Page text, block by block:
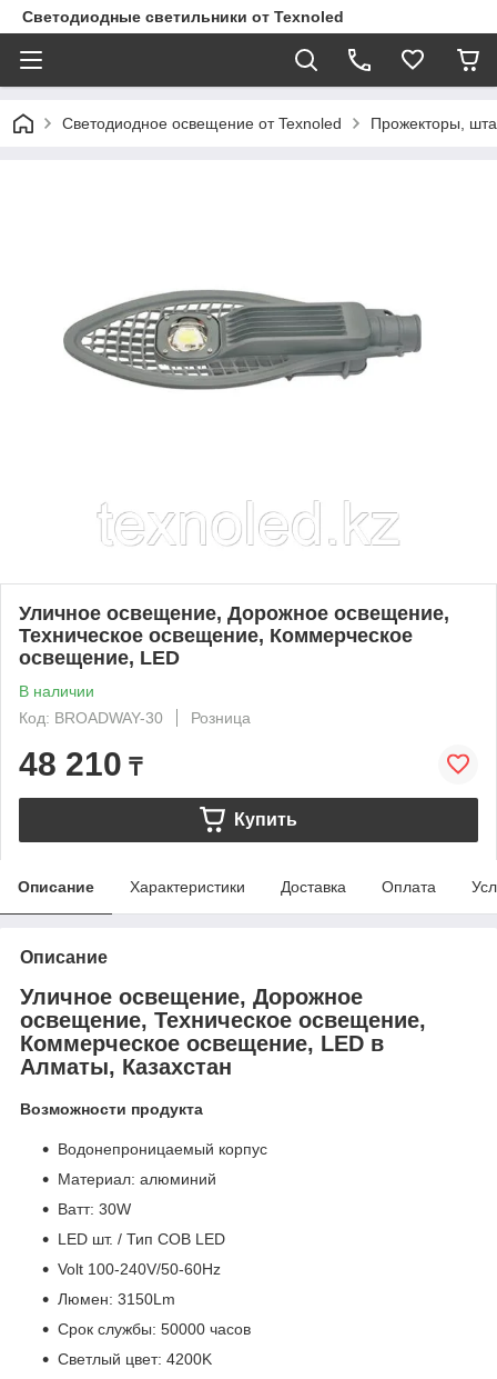
Светодиодные светильники от Texnoled
Светодиодное освещение от Texnoled Прожекторы,
Уличное освещение, Дорожное освещение,
Техническое освещение, Коммерческое
освещение, LED
В наличии
Код: BROADWAY-30
Розница
48 210 ₸
Купить
Описание Характеристики Доставка Оплата
Описание
Уличное освещение, Дорожное
освещение, Техническое освещение,
Коммерческое освещение, LED в
Алматы, Казахстан
Возможности продукта
Водонепроницаемый корпус
Материал: алюминий
Bатт: 30W
LED шт. / Тип COB LED
Volt 100-240V/50-60Hz
Люмен: 3150Lm
Срок службы: 50000 часов
Светлый цвет: 4200K